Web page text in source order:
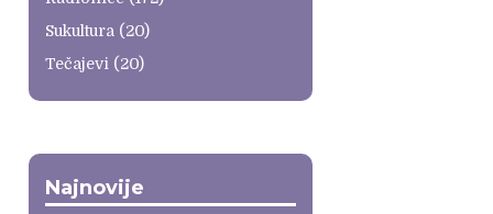
Sukultura (20)
Tečajevi (20)
Najnovije